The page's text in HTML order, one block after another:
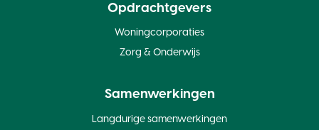
Opdrachtgevers
Woningcorporaties
Zorg & Onderwijs
Samenwerkingen
Langdurige samenwerkingen